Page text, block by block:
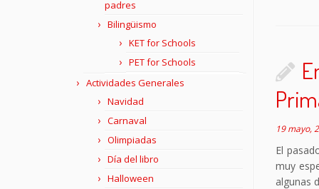
padres
Bilingüismo
KET for Schools
PET for Schools
Actividades Generales
Navidad
Carnaval
Olimpiadas
Día del libro
Halloween
19 mayo,
El
muy
algunas